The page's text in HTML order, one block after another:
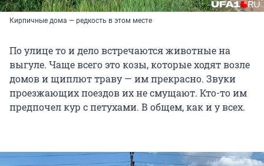
Кирпичные дома — редкость в этом месте
По улице то и дело встречаются животные на
выгуле. Чаще всего это козы, которые ходят возле
домов и щиплют траву — им прекрасно. Звуки
проезжающих поездов их не смущают. Кто-то им
предпочел кур с петухами. В общем, как и у всех.